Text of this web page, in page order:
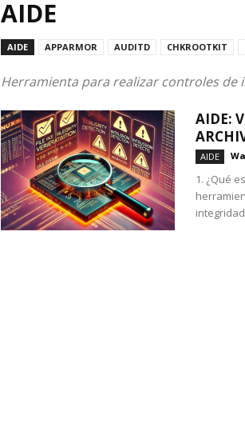
AIDE
AIDE APPARMOR AUDITD CHKROOTKIT
Herramienta para realizar controles de
AIDE:
AIDE
1. ¿Qué